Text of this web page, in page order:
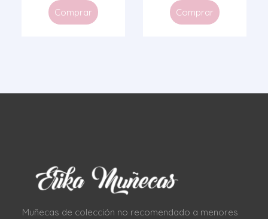
Comprar Comprar
Muñecas de colección no recomendado a menores